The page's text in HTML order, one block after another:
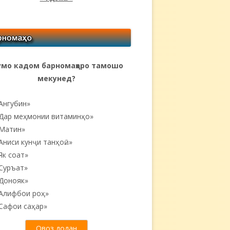
кадом барномаҳоро тамошо
мекунед?
меҳмонии витаминҳо»
кунҷи танҳоӣ...»
соат»
роҳ»
саҳар»